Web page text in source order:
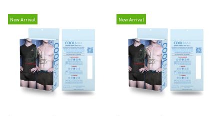
New Arrival New Arrival